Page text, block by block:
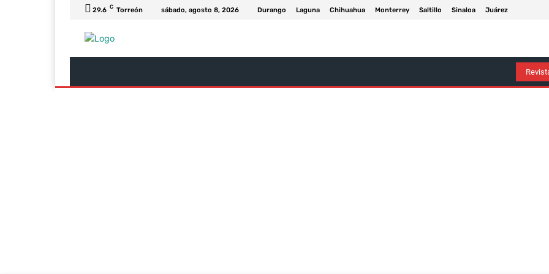
29.6 C Torreón sábado, agosto 8, 2026 Durango Laguna Chihuahua Monterrey Saltillo Sinaloa Juárez
Política